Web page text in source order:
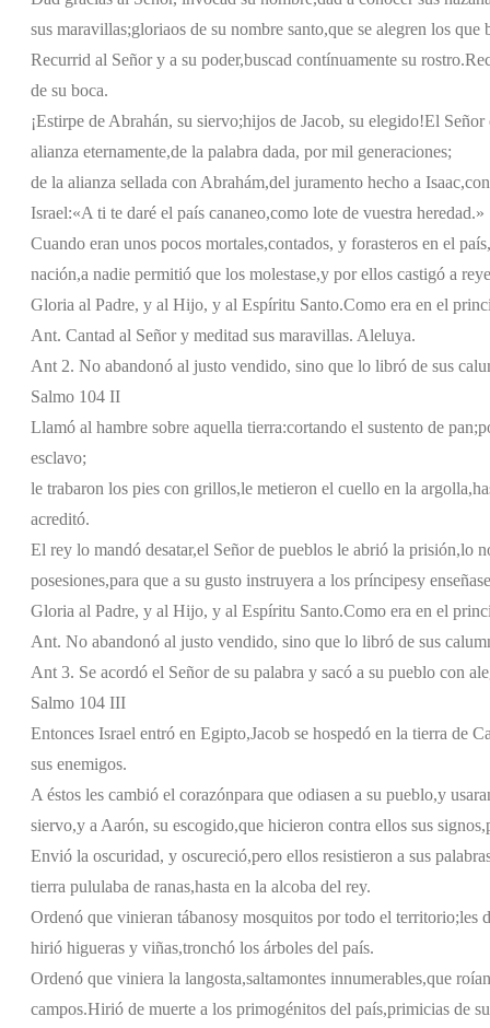
sus maravillas;gloriaos de su nombre santo,que se alegren los que
Recurrid al Señor y a su poder,buscad contínuamente su rostro.
de su boca.
¡Estirpe de Abrahán, su siervo;hijos de Jacob, su elegido!El Señor
alianza eternamente,de la palabra dada, por mil generaciones;
de la alianza sellada con Abrahám,del juramento hecho a Isaac,
Israel:«A ti te daré el país cananeo,como lote de vuestra heredad.»
Cuando eran unos pocos mortales,contados, y forasteros en el país,
nación,a nadie permitió que los molestase,y por ellos castigó a
Gloria al Padre, y al Hijo, y al Espíritu Santo.Como era en el
Ant. Cantad al Señor y meditad sus maravillas. Aleluya.
Ant 2. No abandonó al justo vendido, sino que lo libró de sus
Salmo 104 II
Llamó al hambre sobre aquella tierra:cortando el sustento de pan;
esclavo;
le trabaron los pies con grillos,le metieron el cuello en la argolla,
acreditó.
El rey lo mandó desatar,el Señor de pueblos le abrió la prisión,lo
posesiones,para que a su gusto instruyera a los príncipesy
Gloria al Padre, y al Hijo, y al Espíritu Santo.Como era en el
Ant. No abandonó al justo vendido, sino que lo libró de sus
Ant 3. Se acordó el Señor de su palabra y sacó a su pueblo con
Salmo 104 III
Entonces Israel entró en Egipto,Jacob se hospedó en la tierra de
sus enemigos.
A éstos les cambió el corazónpara que odiasen a su pueblo,y
siervo,y a Aarón, su escogido,que hicieron contra ellos sus signos,
Envió la oscuridad, y oscureció,pero ellos resistieron a sus
tierra pululaba de ranas,hasta en la alcoba del rey.
Ordenó que vinieran tábanosy mosquitos por todo el territorio;les
hirió higueras y viñas,tronchó los árboles del país.
Ordenó que viniera la langosta,saltamontes innumerables,que
campos.Hirió de muerte a los primogénitos del país,primicias de